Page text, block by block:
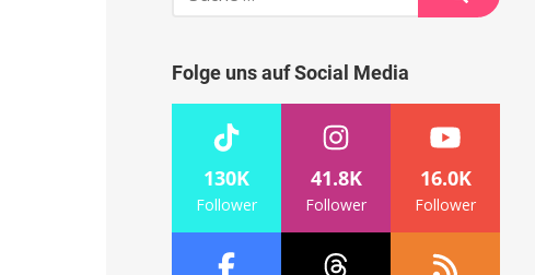
Suche
Folge uns auf Social Media
130K
Follower
41.8K
Follower
16.0K
Follower